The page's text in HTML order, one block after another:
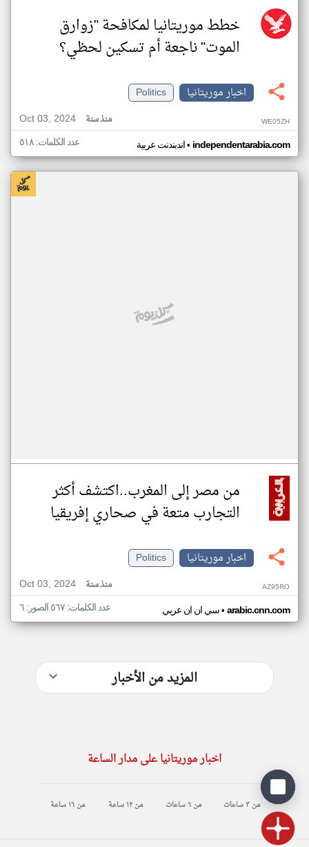
خطط موريتانيا لمكافحة "زوارق
الموت" ناجعة أم تسكين لحظي؟
اخبار موريتانيا
Politics
Oct 03, 2024
منذ سنة WE05ZH
اندبندنت عربية• independentarabia.com عدد الكلمات: ٥١٨
من مصر إلى المغرب..اكتشف أكثر
التجارب متعة في صحاري إفريقيا
اخبار موريتانيا
Politics
Oct 03, 2024
منذ سنة AZ95RO
سي ان ان عربي• arabic.cnn.com عدد الكلمات: ٥٦٧ الصور: ٦
المزيد من الأخبار
اخبار موريتانيا على مدار الساعة
من ٣ ساعات من ٦ ساعات من ١٢ ساعة من ١٦ ساعة